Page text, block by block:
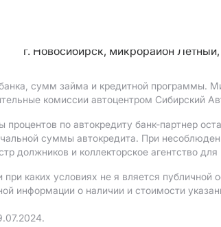
г. Новосибирск, микрорайон Летный,
банка, сумм займа и кредитной программы.
комиссии автоцентром Сибирский
по автокредиту банк-партнер
суммы автокредита. При
должников и коллекторское агентство
каких условиях не я вляется публичной
информации о наличии и стоимости